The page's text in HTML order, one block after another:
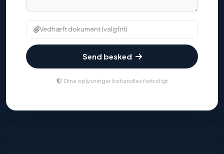
Vedhæft dokument (valgfrit)
Send besked
Dine oplysninger behandles fortroligt